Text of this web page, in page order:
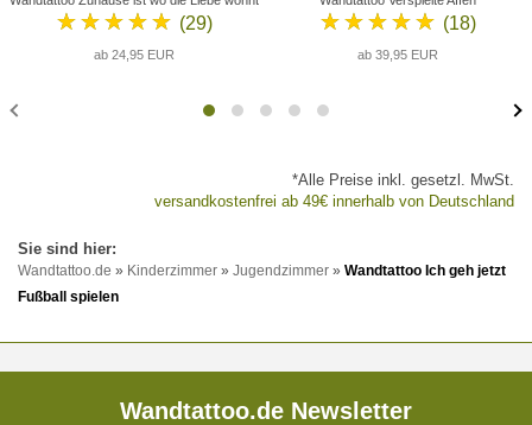
★★★★★ (29)
ab 24,95 EUR
★★★★★ (18)
ab 39,95 EUR
*Alle Preise inkl. gesetzl. MwSt.
versandkostenfrei ab 49€ innerhalb von Deutschland
Wandtattoo.de » Kinderzimmer » Jugendzimmer » Wandtattoo Ich geh jetzt
Fußball spielen
Wandtattoo.de Newsletter